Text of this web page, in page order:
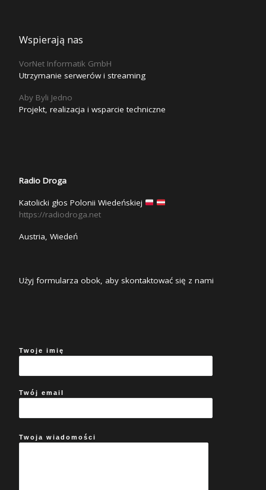
Wspierają nas
VorNet Informatik GmbH
Utrzymanie serwerów i streaming
Aby Byli Jedno
Projekt, realizacja i wsparcie techniczne
Radio Droga
Katolicki głos Polonii Wiedeńskiej
https://radiodroga.net
Austria, Wiedeń
Użyj formularza obok, aby skontaktować się z nami
Twoje imię
Twój email
Twoja wiadomości